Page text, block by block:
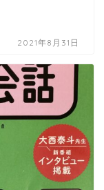
2021年8月31日